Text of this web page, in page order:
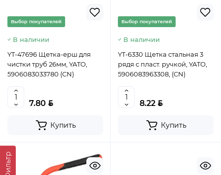
Фильтр
Выбор покупателей
В наличии
YT-47696 Щетка-ерш для
чистки труб 26мм, YATO,
5906083033780 (CN)
7.80 BYN
Купить
Выбор покупателей
В наличии
YT-6330 Щетка стальная 3
рядя c пласт. ручкой, YATO,
5906083963308, (CN)
8.22 BYN
Купить